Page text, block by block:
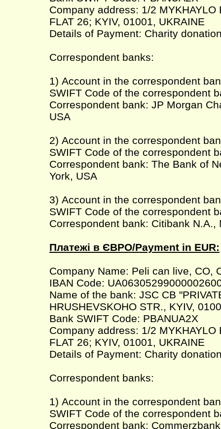
Company address: 1/2 MYKHAYLO
FLAT 26; KYIV, 01001, UKRAINE
Details of Payment: Charity
Correspondent banks:
1) Account in the correspondent
SWIFT Code of the correspondent
Correspondent bank: JP Morgan
USA
2) Account in the correspondent
SWIFT Code of the correspondent
Correspondent bank: The Bank of
York, USA
3) Account in the correspondent
SWIFT Code of the correspondent
Correspondent bank: Citibank N.A.,
Платежі в ЄВРО/Payment in EUR:
Company Name: Peli can live, CO,
IBAN Code:
Name of the bank: JSC CB
HRUSHEVSKOHO STR., KYIV,
Bank SWIFT Code: PBANUA2X
Company address: 1/2 MYKHAYLO
FLAT 26; KYIV, 01001, UKRAINE
Details of Payment: Charity
Correspondent banks:
1) Account in the correspondent
SWIFT Code of the correspondent
Correspondent bank: